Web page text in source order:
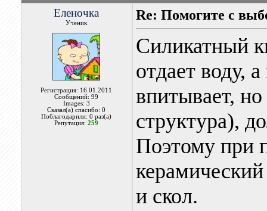
Еленочка
Ученик
Регистрация: 16.01.2011
Сообщений: 99
Images: 3
Сказал(а) спасибо: 0
Поблагодарили: 0 раз(а)
Репутация:259
Re: Помогите с
Силикатный
отдает воду,
впитывает,
структура),
Поэтому при
и скол.